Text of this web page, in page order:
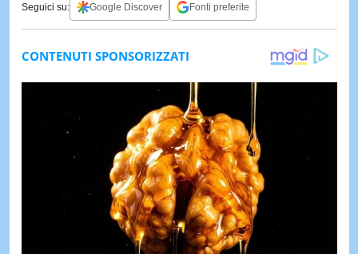
Seguici su: Google Discover Fonti preferite